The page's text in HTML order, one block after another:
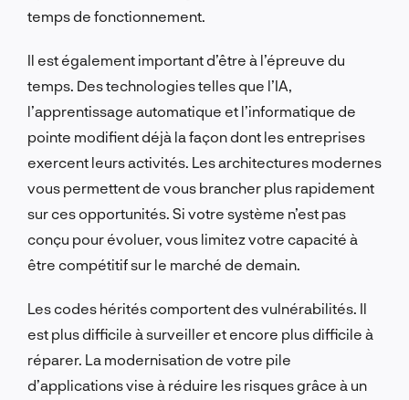
temps de fonctionnement.
Il est également important d’être à l’épreuve du
temps. Des technologies telles que l’IA,
l’apprentissage automatique et l’informatique de
pointe modifient déjà la façon dont les entreprises
exercent leurs activités. Les architectures modernes
vous permettent de vous brancher plus rapidement
sur ces opportunités. Si votre système n’est pas
conçu pour évoluer, vous limitez votre capacité à
être compétitif sur le marché de demain.
Les codes hérités comportent des vulnérabilités. Il
est plus difficile à surveiller et encore plus difficile à
réparer. La modernisation de votre pile
d’applications vise à réduire les risques grâce à un